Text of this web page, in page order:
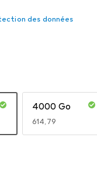
des données
4000 Go
EUR
614,79